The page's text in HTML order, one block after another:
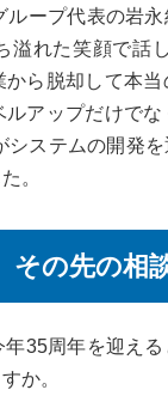
ープ代表の岩
溢れた笑顔で話
ら脱却して本
アップだけで
システムの開発
。
その先の相
35周年を迎え
か。